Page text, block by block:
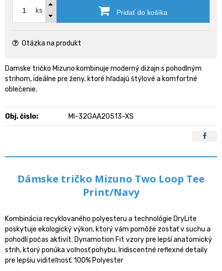
ks Pridať do košíka
Otázka na produkt
Damske tričko Mizuno kombinuje moderný dizajn s pohodlným
strihom, ideálne pre ženy, ktoré hľadajú štýlové a komfortné
oblečenie.
Obj. čislo: MI-32GAA20513-XS
Dámske tričko Mizuno Two Loop Tee
Print/Navy
Kombinácia recyklovaného polyesteru a technológie DryLite
poskytuje ekologický výkon, ktorý vám pomôže zostať v suchu a
pohodlí počas aktivít. Dynamotion Fit vzory pre lepší anatomický
strih, ktorý ponúka voľnosť pohybu. Iridiscentné reflexné detaily
pre lepšiu viditeľnosť. 100% Polyester